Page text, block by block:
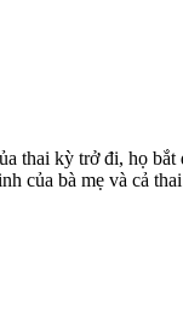
thai kỳ trở đi, họ
của bà mẹ và cả